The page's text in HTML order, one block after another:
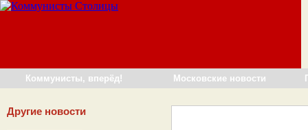
Коммунисты, вперёд! Московские новости
Другие новости